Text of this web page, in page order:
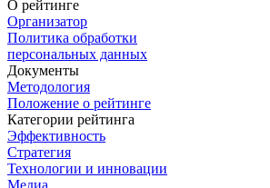
О рейтинге
Организатор
Политика обработки
персональных данных
Документы
Методология
Положение о рейтинге
Категории рейтинга
Эффективность
Стратегия
Технологии и инновации